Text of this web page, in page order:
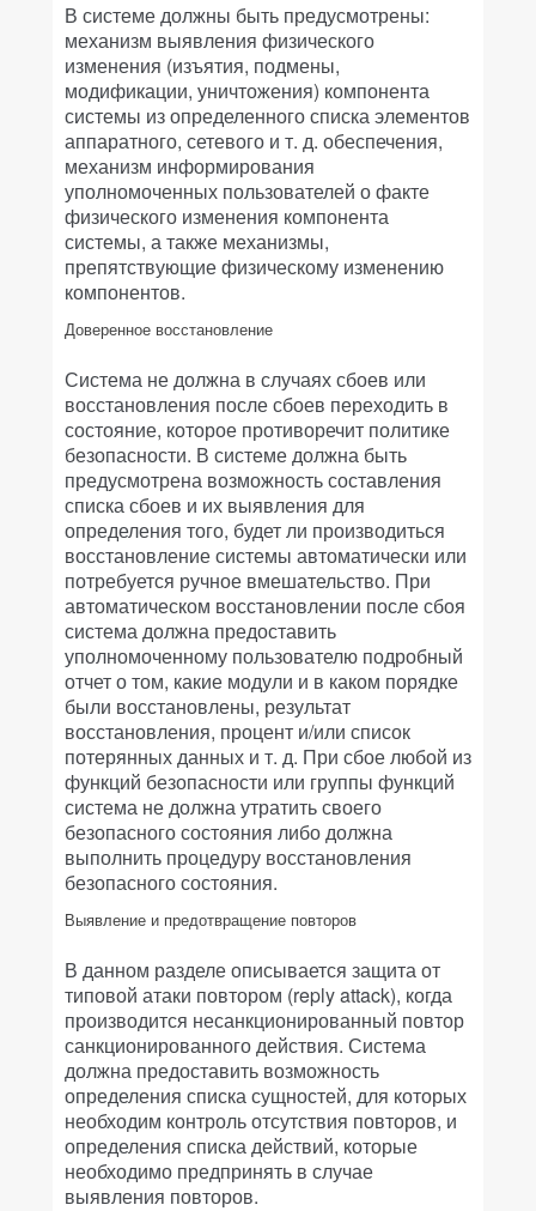
В системе должны быть предусмотрены:
механизм выявления физического
изменения (изъятия, подмены,
модификации, уничтожения) компонента
системы из определенного списка элементов
аппаратного, сетевого и т. д. обеспечения,
механизм информирования
уполномоченных пользователей о факте
физического изменения компонента
системы, а также механизмы,
препятствующие физическому изменению
компонентов.
Доверенное восстановление
Система не должна в случаях сбоев или
восстановления после сбоев переходить в
состояние, которое противоречит политике
безопасности. В системе должна быть
предусмотрена возможность составления
списка сбоев и их выявления для
определения того, будет ли производиться
восстановление системы автоматически или
потребуется ручное вмешательство. При
автоматическом восстановлении после сбоя
система должна предоставить
уполномоченному пользователю подробный
отчет о том, какие модули и в каком порядке
были восстановлены, результат
восстановления, процент и/или список
потерянных данных и т. д. При сбое любой из
функций безопасности или группы функций
система не должна утратить своего
безопасного состояния либо должна
выполнить процедуру восстановления
безопасного состояния.
Выявление и предотвращение повторов
В данном разделе описывается защита от
типовой атаки повтором (reply attack), когда
производится несанкционированный повтор
санкционированного действия. Система
должна предоставить возможность
определения списка сущностей, для которых
необходим контроль отсутствия повторов, и
определения списка действий, которые
необходимо предпринять в случае
выявления повторов.